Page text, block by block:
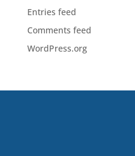
Entries feed
Comments feed
WordPress.org